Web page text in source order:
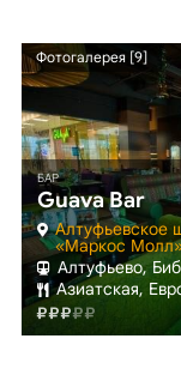
Фотогалерея [9]
БАР
Guava Bar
Алтуфьевское
«Маркос
Алтуфьево,
Азиатская,